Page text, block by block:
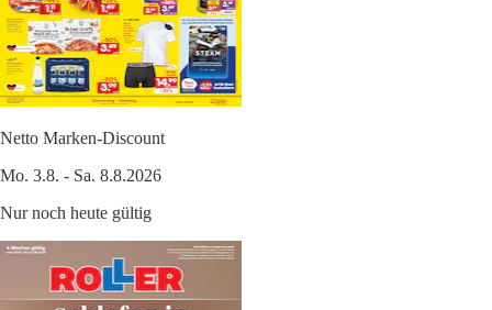
Netto Marken-Discount
Mo. 3.8. - Sa. 8.8.2026
Nur noch heute gültig